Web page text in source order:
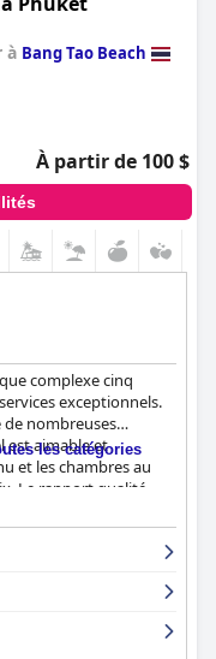
à Bang Tao Beach
À partir de 100 $
complexe cinq
exceptionnels.
de nombreuses
est aimable et
et les chambres au
Le rapport qualité-
Bien que certains
l'ensemble des
positif, ces derniers
superbe. L'hôtel est
excellente option par
les catégories